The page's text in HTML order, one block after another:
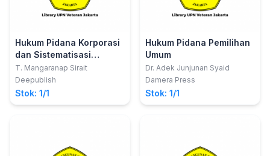
Hukum Pidana Korporasi
dan Sistematisasi
Penegakannya Secara
Integral
T. Mangaranap Sirait
Deepublish
Stok: 1/1
Hukum Pidana Pemilihan
Umum
Dr. Adek Junjunan Syaid
Damera Press
Stok: 1/1